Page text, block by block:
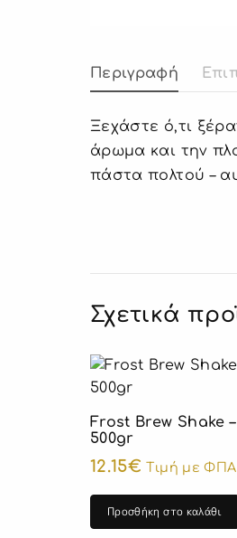
Περιγραφή
Ξεχάστε ό,τι
άρωμα και την
πάστα πολτού –
Σχετικά
Frost Brew Shake
500gr
12.15€ Τιμή με ΦΠΑ
Προσθήκη στο καλάθι